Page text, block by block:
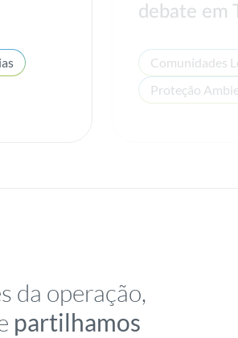
debate em
Comunidades
Proteção
da operação,
partilhamos